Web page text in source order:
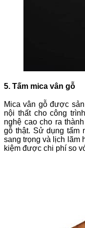
5. Tấm mica vân gỗ
Mica vân gỗ được
nội thất cho công
nghệ cao cho ra
gỗ thật. Sử dụng tấm
sang trọng và lịch lãm
kiệm được chi phí so